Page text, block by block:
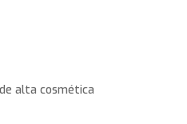
alta cosmética